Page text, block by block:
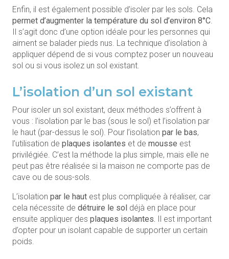
Enfin, il est également possible d’isoler par les sols. Cela
permet d’augmenter la température du sol d’environ 8°C.
Il s’agit donc d’une option idéale pour les personnes qui
aiment se balader pieds nus. La technique d’isolation à
appliquer dépend de si vous comptez poser un nouveau
sol ou si vous isolez un sol existant.
L’isolation d’un sol existant
Pour isoler un sol existant, deux méthodes s’offrent à
vous : l’isolation par le bas (sous le sol) et l’isolation par
le haut (par-dessus le sol). Pour l’isolation par le bas,
l’utilisation de plaques isolantes et de mousse est
privilégiée. C’est la méthode la plus simple, mais elle ne
peut pas être réalisée si la maison ne comporte pas de
cave ou de sous-sols.
L’isolation par le haut est plus compliquée à réaliser, car
cela nécessite de détruire le sol déjà en place pour
ensuite appliquer des plaques isolantes.
Il est important
d’opter pour un isolant capable de supporter un certain
poids.